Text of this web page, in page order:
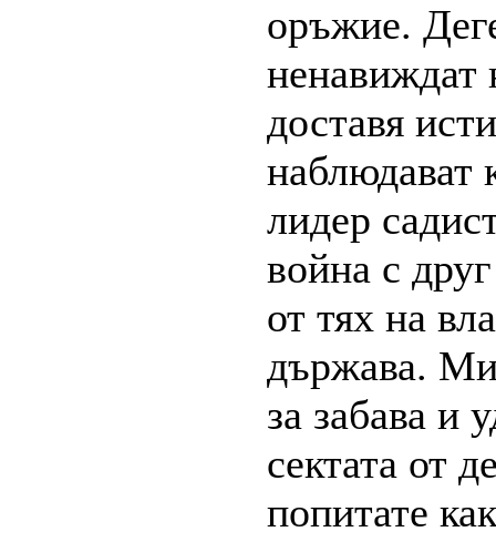
оръжие.
ненавиждат
доставя
наблюдават
лидер
война с
от тях на
държава.
за забава и
сектата от
попитате